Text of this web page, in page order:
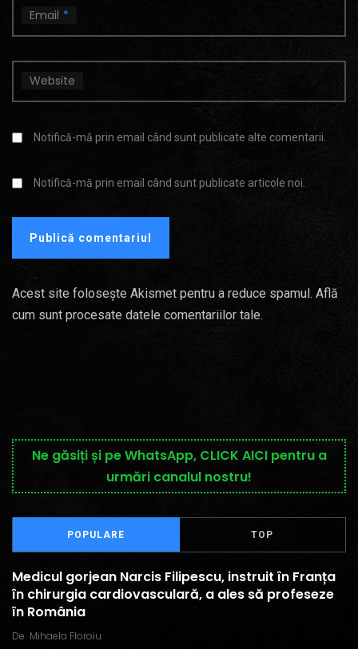
Email *
Website
Notifică-mă prin email când sunt publicate alte comentarii.
Notifică-mă prin email când sunt publicate articole noi.
Acest site folosește Akismet pentru a reduce spamul. Află
cum sunt procesate datele comentariilor tale.
Ne găsiți și pe WhatsApp, CLICK AICI pentru a
urmări canalul nostru!
POPULARE TOP
Medicul gorjean Narcis Filipescu, instruit în Franța
în chirurgia cardiovasculară, a ales să profeseze
în România
De Mihaela Floroiu